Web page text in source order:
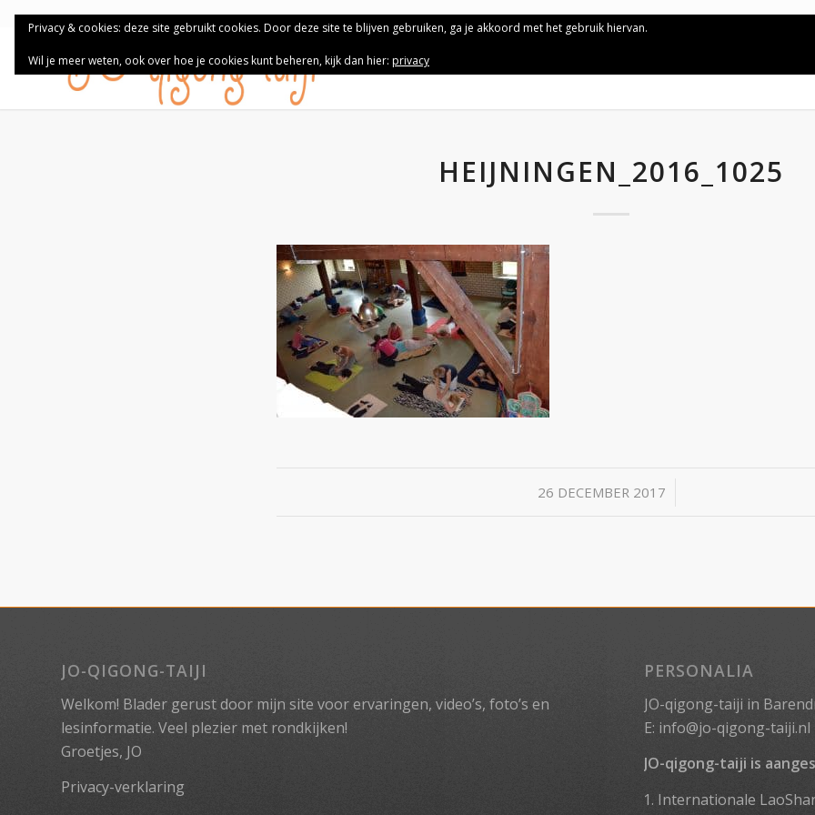
HEIJNINGEN_2016_1025
26 DECEMBER 2017
/
JO-QIGONG-TAIJI
Welkom! Blader gerust door mijn site voor ervaringen, video’s, foto’s en
lesinformatie. Veel plezier met rondkijken!
Groetjes, JO
Privacy-verklaring
PERSONALIA
JO-qigong-taiji in
E: info@jo-qigong-taiji.nl
JO-qigong-taiji is
Internationale
Privacy & cookies: deze site gebruikt cookies. Door deze site te blijven gebruiken, ga je akkoord met het gebruik hiervan.
Wil je meer weten, ook over hoe je cookies kunt beheren, kijk dan hier: privacy